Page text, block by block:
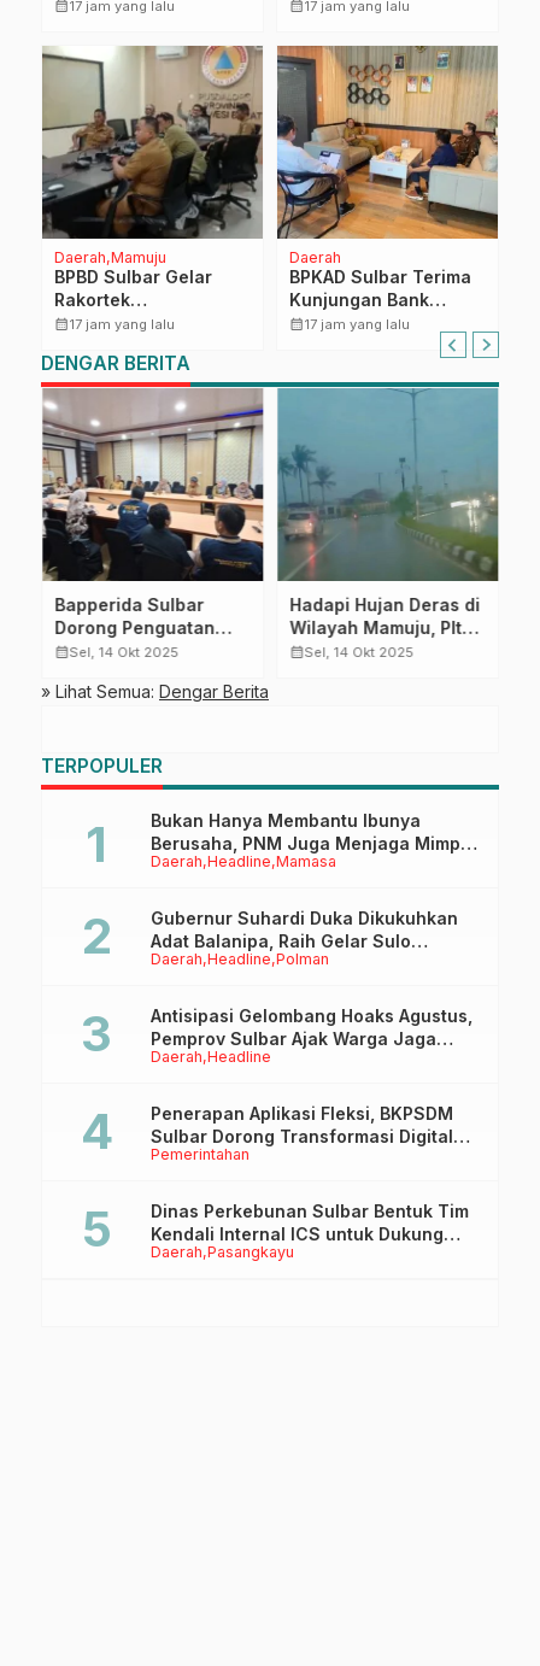
Penguatan Penegakan
Ruang Laut: Dorong
Kepastian Hukum,
Investasi
Berkelanjutan dan
Perlindungan
Ekosistem Laut
calendar_month17 jam yang lalu
Pembentukan Unit
Pratama untuk
Penguatan Pelayanan
Kesehatan
calendar_month17 jam yang lalu
Daerah Mamuju
BPBD Sulbar Gelar
Rakortek
Hidrometeorologi
Kesiapsiagaan Daerah
Hadapi Musim
Kemarau
calendar_month17 jam yang lalu
Daerah
BPKAD Sulbar Terima
Kunjungan Bank
Sulselbar Bahas
Keuangan Daerah
calendar_month17 jam yang lalu
DENGAR BERITA
Bapperida Sulbar
Dorong Penguatan
Ekonomi Biru Berbasis
calendar_monthSel, 14 Okt 2025
Hadapi Hujan Deras di
Wilayah Mamuju, Plt
Kalaksa BPBD Sulbar
calendar_monthSel, 14 Okt 2025
» Lihat Semua: Dengar Berita
TERPOPULER
Daerah Headline Mamasa
Bukan Hanya Membantu Ibunya
Berusaha, PNM Juga Menjaga Mimpi
Anaknya Untuk Menggapai Cita-Cita
Daerah Headline Polman
Gubernur Suhardi Duka Dikukuhkan
Adat Balanipa, Raih Gelar Sulo
Tappidena
Daerah Headline
Antisipasi Gelombang Hoaks Agustus,
Pemprov Sulbar Ajak Warga Jaga
Ruang Digital
Pemerintahan
Penerapan Aplikasi Fleksi, BKPSDM
Sulbar Dorong Transformasi Digital
Sistem Kehadiran ASN
Daerah Pasangkayu
Dinas Perkebunan Sulbar Bentuk Tim
Kendali Internal ICS untuk Dukung
Sertifikasi ISPO Pekebun di